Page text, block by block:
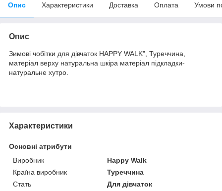
Опис Характеристики Доставка Оплата Умови
Опис
Зимові чобітки для дівчаток HAPPY WALK", Туреччина,
матеріал верху натуральна шкіра матеріал підкладки-
натуральне хутро.
Характеристики
Основні атрибути
Виробник
Happy Walk
Країна виробник
Туреччина
Стать
Для дівчаток